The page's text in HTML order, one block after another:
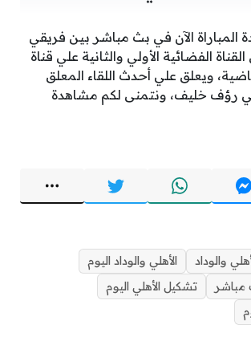
الآن في بث مباشر بين فريقي
الفضائية الأولي والثانية علي قناة
ويعلق علي أحدث اللقاء المعلق
رؤف خليف، ونتمنى لكم مشاهدة
والوداد
الأهلي والوداد اليوم
مباشر
تشكيل الأهلي اليوم